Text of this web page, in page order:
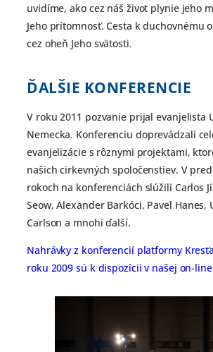
uvidíme, ako cez náš život plynie jeho
Jeho prítomnosť. Cesta k duchovnému
cez oheň Jeho svätosti.
ĎALŠIE KONFERENCIE
V roku 2011 pozvanie prijal evanjelista
Nemecka. Konferenciu doprevádzali
evanjelizácie s rôznymi projektami,
našich cirkevných spoločenstiev. V
rokoch na konferenciách slúžili Carlos
Seow, Alexander Barkóci, Pavel Hanes,
Carlson a mnohí ďalší.
Nahrávky z konferencií platformy
roku 2009 sú k dispozícii v našej on-